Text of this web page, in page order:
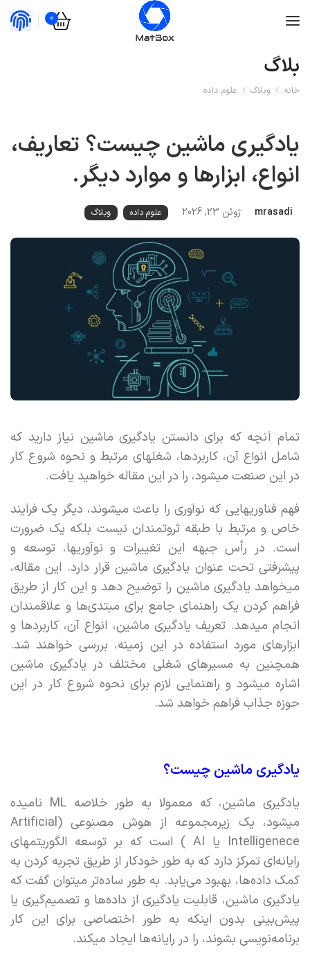
0
بلاگ
خانه وبلاگ علوم داده
یادگیری ماشین چیست؟ تعاریف،
انواع، ابزارها و موارد دیگر.
mrasadi ژوئن 23, 2026 علوم داده وبلاگ
تمام آنچه که برای دانستن یادگیری ماشین نیاز دارید که
شامل انواع آن، کاربردها، شغلهای مرتبط و نحوه شروع کار
در این صنعت میشود، را در این مقاله خواهید یافت.
فهم فناوریهایی که نوآوری را باعث میشوند، دیگر یک فرآیند
خاص و مرتبط با طبقه ثروتمندان نیست بلکه یک ضرورت
است. در رأس جبهه این تغییرات و نوآوریها، توسعه و
پیشرفتی تحت عنوان یادگیری ماشین قرار دارد. این مقاله،‌
میخواهد یادگیری ماشین را توضیح دهد و این کار از طریق
فراهم کردن یک راهنمای جامع برای مبتدی‌ها و علاقمندان
انجام میدهد. تعریف یادگیری ماشین، انواع آن، کاربردها و
ابزارهای مورد استفاده در این زمینه،‌ بررسی خواهند شد.
همچنین به مسیرهای شغلی مختلف در یادگیری ماشین
اشاره میشود و راهنمایی لازم برای نحوه شروع کار در این
حوزه جذاب فراهم خواهد شد.
یادگیری ماشین چیست؟
یادگیری ماشین، که معمولا به طور خلاصه ML نامیده
میشود، یک زیرمجموعه از هوش مصنوعی (Artificial
Intelligenece یا AI ) است که بر توسعه الگوریتمهای
رایانه‌ای تمرکز دارد که به طور خودکار از طریق تجربه کردن به
کمک داده‌ها،‌ بهبود می‌یابد. به طور ساده‌تر میتوان گفت که
یادگیری ماشین، قابلیت یادگیری از داده‌ها و تصمیم‌گیری یا
پیش‌بینی بدون اینکه به طور اختصاصی برای این کار
برنامه‌نویسی بشوند، را در رایانه‌ها ایجاد میکند.